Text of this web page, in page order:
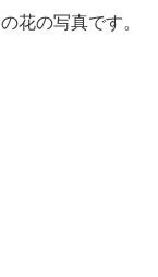
花の写真です。